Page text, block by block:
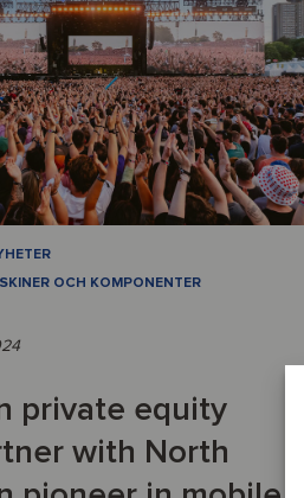
OCH KOMPONENTER
private equity
with North